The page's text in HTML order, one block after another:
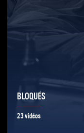
BLOQUÉS
23 vidéos